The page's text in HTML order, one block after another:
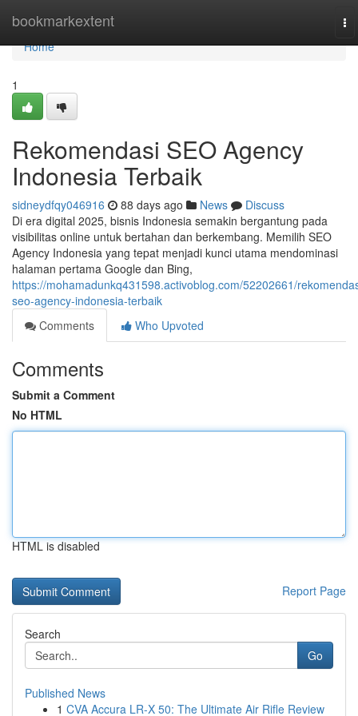
bookmarkextent
Home
Home
1
Rekomendasi SEO Agency
Indonesia Terbaik
sidneydfqy046916 88 days ago News
Discuss
Di era digital 2025, bisnis Indonesia semakin bergantung pada
visibilitas online untuk bertahan dan berkembang. Memilih SEO
Agency Indonesia yang tepat menjadi kunci utama mendominasi
halaman pertama Google dan Bing,
https://mohamadunkq431598.activoblog.com/52202661/
seo-agency-indonesia-terbaik
Comments
Who Upvoted
Comments
Submit a Comment
No HTML
HTML is disabled
Report Page
Search
Go
Published News
1 CVA Accura LR-X 50: The Ultimate Air Rifle Review